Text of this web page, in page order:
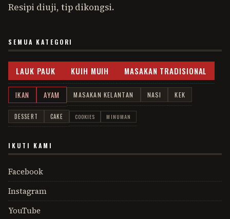
Resipi diuji, tip dikongsi.
SEMUA KATEGORI
LAUK PAUK KUIH MUIH MASAKAN TRADISIONAL
IKAN AYAM MASAKAN KELANTAN NASI KEK
DESSERT CAKE COOKIES MINUMAN
IKUTI KAMI
Facebook
Instagram
YouTube